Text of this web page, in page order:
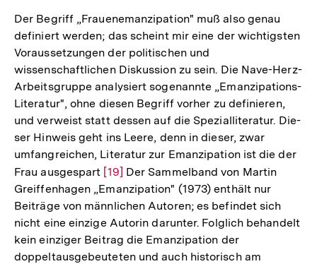
Der Begriff „Frauenemanzipation" muß also genau
definiert werden; das scheint mir eine der wichtigsten
Voraussetzungen der politischen und
wissenschaftlichen Diskussion zu sein. Die Nave-Herz-
Arbeitsgruppe analysiert sogenannte „Emanzipations-
Literatur", ohne diesen Begriff vorher zu definieren,
und verweist statt dessen auf die Spezialliteratur. Die-
ser Hinweis geht ins Leere, denn in dieser, zwar
umfangreichen, Literatur zur Emanzipation ist die der
Frau ausgespart Zur
Auflösung
der
Fußnote
[19] Der Sammelband von Martin
Greiffenhagen „Emanzipation" (1973) enthält nur
Beiträge von männlichen Autoren; es befindet sich
nicht eine einzige Autorin darunter. Folglich behandelt
kein einziger Beitrag die Emanzipation der
doppeltausgebeuteten und auch historisch am